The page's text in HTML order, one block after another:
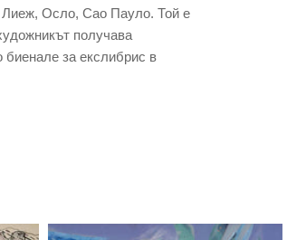
Лиеж, Осло, Сао Пауло. Той е
получава
за екслибрис в